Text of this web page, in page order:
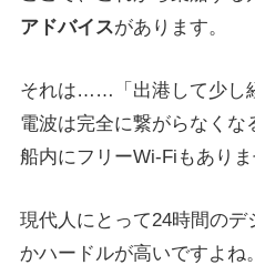
アドバイスがあります。
それは……「出港して少し
電波は完全に繋がらなく
船内にフリーWi-Fiもありま
現代人にとって24時間の
かハードルが高いですよ